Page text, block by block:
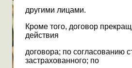
другими лицами.
Кроме того, договор
действия
договора; по согласованию
застрахованного; по